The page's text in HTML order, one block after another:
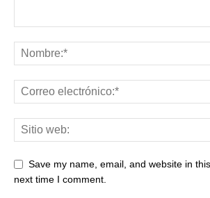
Save my name, email, and website in
next time I comment.